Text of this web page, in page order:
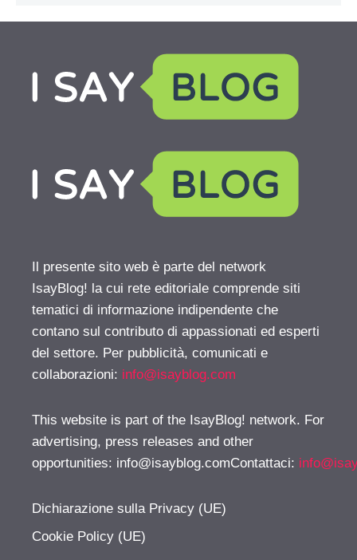
Il presente sito web è parte del network
IsayBlog! la cui rete editoriale comprende siti
tematici di informazione indipendente che
contano sul contributo di appassionati ed esperti
del settore. Per pubblicità, comunicati e
collaborazioni: info@isayblog.com
This website is part of the IsayBlog! network. For
advertising, press releases and other
opportunities: info@isayblog.comContattaci:
Dichiarazione sulla Privacy (UE)
Cookie Policy (UE)